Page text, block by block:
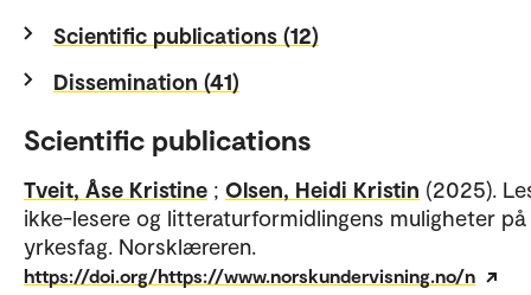
Scientific publications (12)
Dissemination (41)
Scientific publications
Tveit, Åse Kristine ; Olsen, Heidi Kristin (2025).
ikke-lesere og litteraturformidlingens muligheter på
yrkesfag. Norsklæreren.
https://doi.org/https://www.norskundervisning.no/n